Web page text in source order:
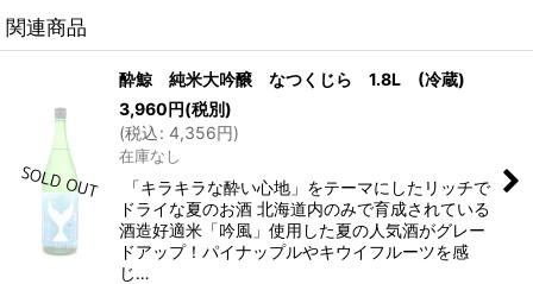
関連商品
酔鯨 純米大吟醸 なつくじら 1.8L (冷蔵)
3,960円(税別)
(税込: 4,356円)
在庫なし
「キラキラな酔い心地」をテーマにしたリッチで
ドライな夏のお酒 北海道内のみで育成されている
酒造好適米「吟風」使用した夏の人気酒がグレー
ドアップ！パイナップルやキウイフルーツを感
じ…